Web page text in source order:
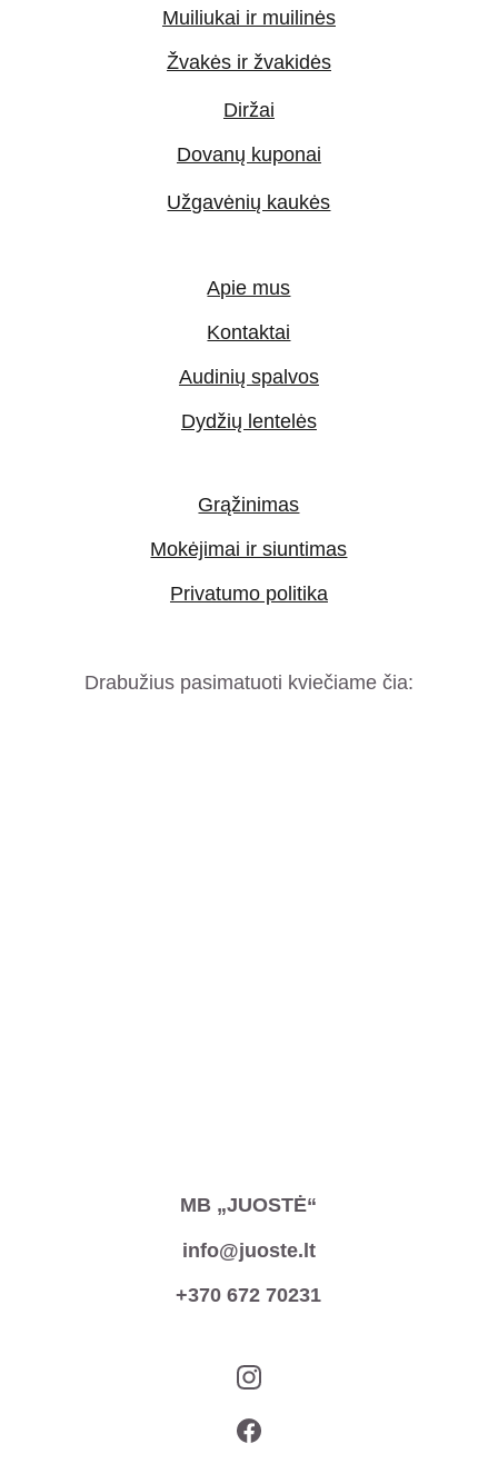
MB „JUOSTĖ“
Mokėjimai ir siuntimas
Apie mus
Grąžinimas
Drabužius pasimatuoti kviečiame čia:
info@juoste.lt
+370 672 70231
Privatumo politika
Muiliukai ir muilinės
Kontaktai
Audinių spalvos
Dydžių lentelės
Žvakės ir žvakidės
Dovanų kuponai
Diržai
Užgavėnių kaukės